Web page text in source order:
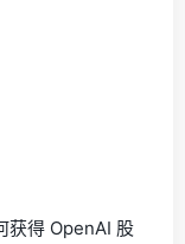
获得 OpenAI 股